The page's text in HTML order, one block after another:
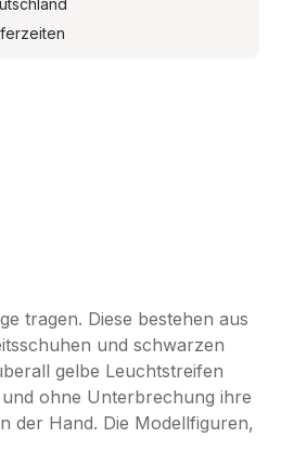
tragen. Diese bestehen aus
und schwarzen
gelbe Leuchtstreifen
ohne Unterbrechung ihre
der Hand. Die Modellfiguren,